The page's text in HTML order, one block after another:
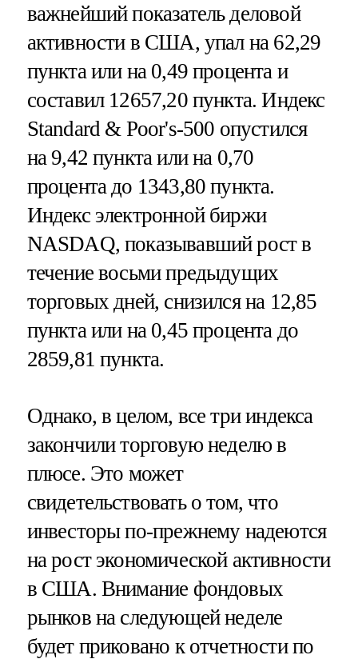
важнейший показатель деловой
активности в США, упал на 62,29
пункта или на 0,49 процента и
составил 12657,20 пункта. Индекс
Standard & Poor's-500 опустился
на 9,42 пункта или на 0,70
процента до 1343,80 пункта.
Индекс электронной биржи
NASDAQ, показывавший рост в
течение восьми предыдущих
торговых дней, снизился на 12,85
пункта или на 0,45 процента до
2859,81 пункта.
Однако, в целом, все три индекса
закончили торговую неделю в
плюсе. Это может
свидетельствовать о том, что
инвесторы по-прежнему надеются
на рост экономической активности
в США. Внимание фондовых
рынков на следующей неделе
будет приковано к отчетности по